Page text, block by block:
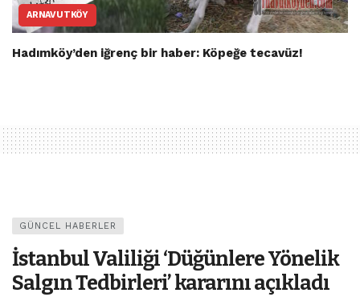
ARNAVUTKÖY
Hadımköy’den iğrenç bir haber: Köpeğe tecavüz!
GÜNCEL HABERLER
İstanbul Valiliği ‘Düğünlere Yönelik
Salgın Tedbirleri’ kararını açıkladı